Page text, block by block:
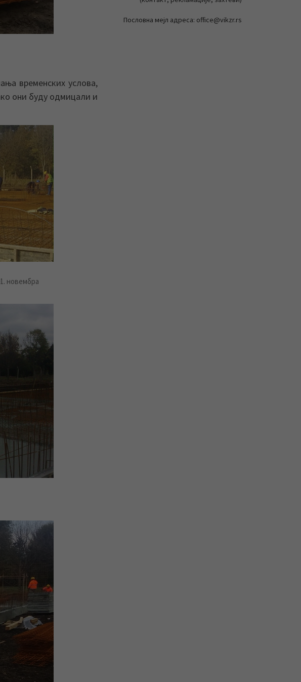
временских услова,
они буду одмицали и
новембра
Пословна мејл адреса: office@vikzr.rs